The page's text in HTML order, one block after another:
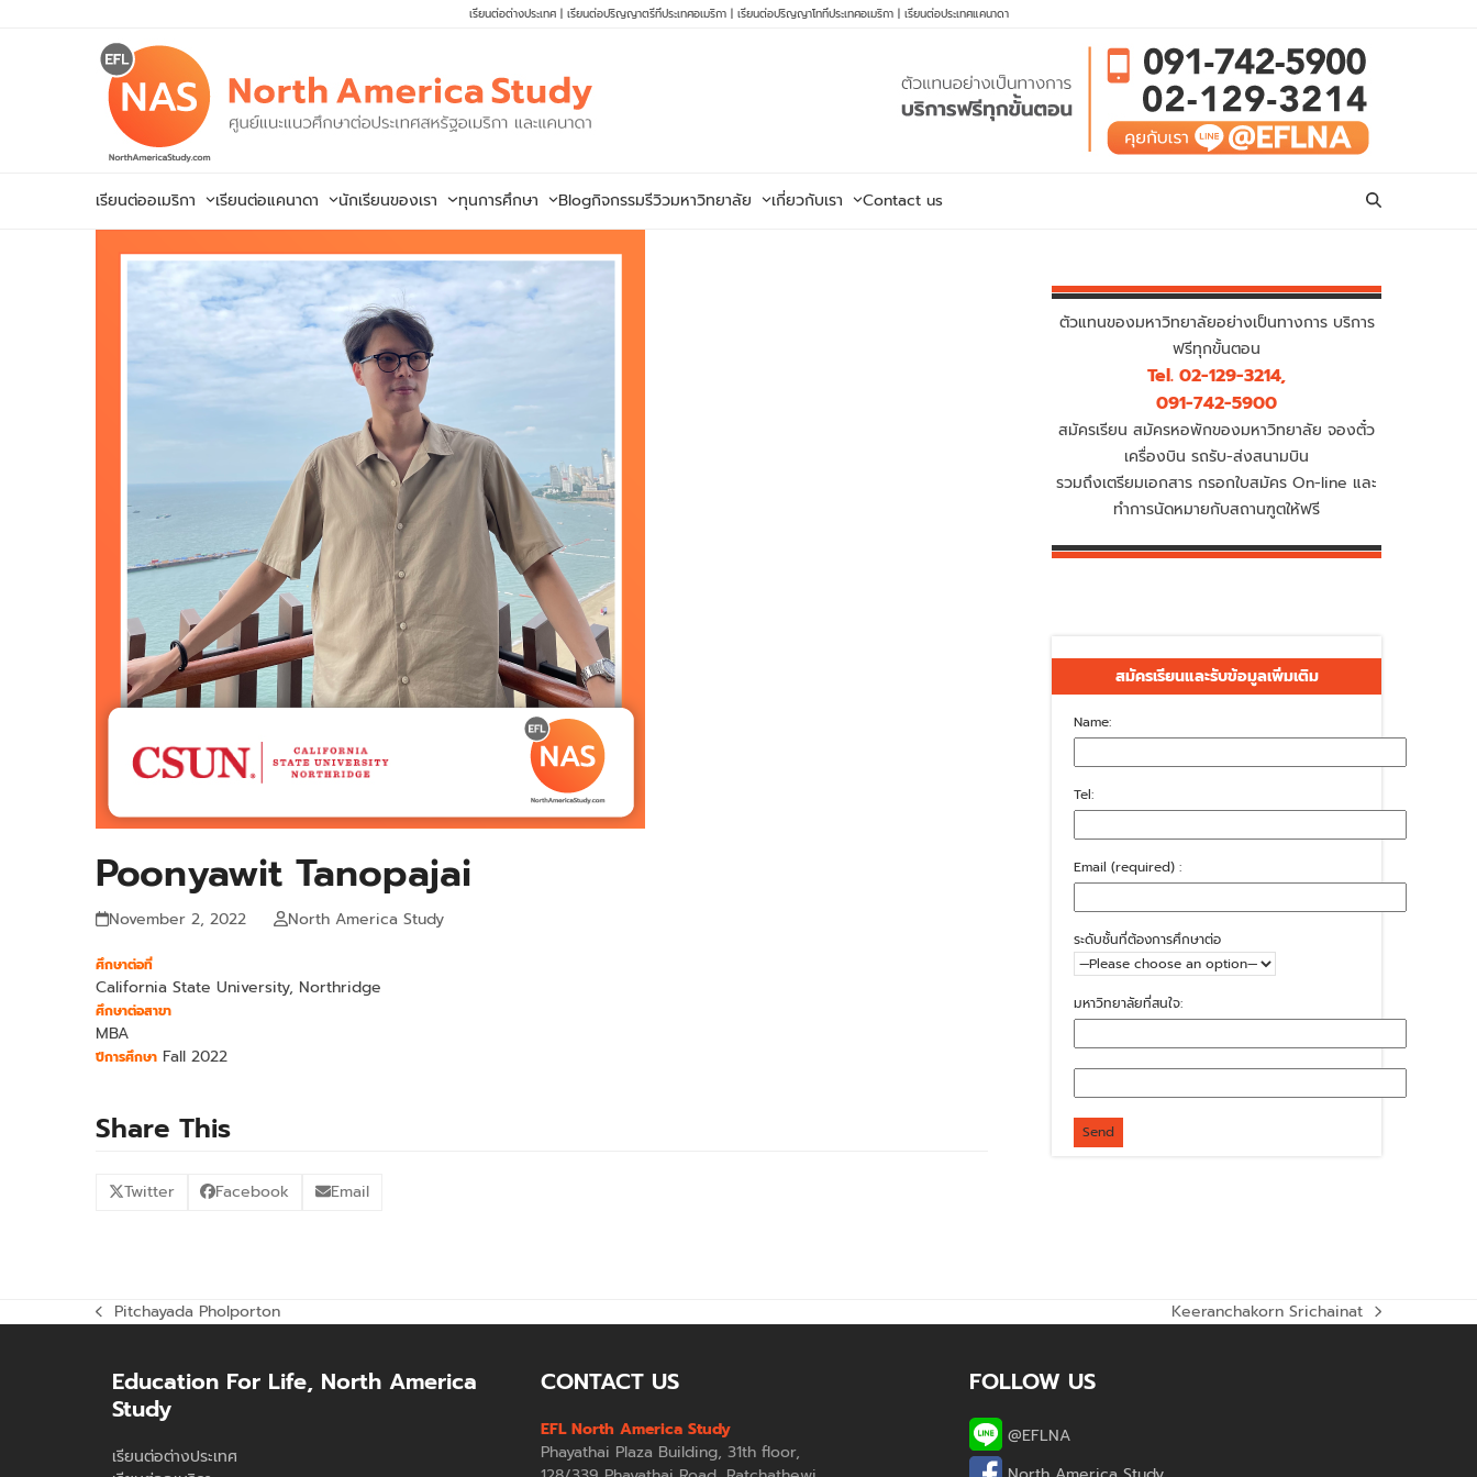
เรียนต่อต่างประเทศ| เรียนต่อปริญญาตรีที่ประเทศอเมริกา | เรียนต่อปริญญาโทที่ประเทศอเมริกา | เรียนต่อประเทศแคนาดา
เรียนต่ออเมริกา เรียนต่อแคนาดา นักเรียนของเรา ทุนการศึกษา Blogกิจกรรมรีวิวมหาวิทยาลัย เกี่ยวกับเรา Contact us
Poonyawit Tanopajai
November 2, 2022 North America Study
ศึกษาต่อที่
California State University, Northridge
ศึกษาต่อสาขา
MBA
ปีการศึกษา Fall 2022
Share This
Twitter Facebook Email
ตัวแทนของมหาวิทยาลัยอย่างเป็นทางการ บริการ
ฟรีทุกขั้นตอน
Tel. 02-129-3214,
091-742-5900
สมัครเรียน สมัครหอพักของมหาวิทยาลัย จองตั๋ว
เครื่องบิน รถรับ-ส่งสนามบิน
รวมถึงเตรียมเอกสาร กรอกใบสมัคร On-line และ
ทำการนัดหมายกับสถานฑูตให้ฟรี
สมัครเรียนและรับข้อมูลเพิ่มเติม
Name:
Tel:
Email (required) :
ระดับชั้นที่ต้องการศึกษาต่อ
มหาวิทยาลัยที่สนใจ:
previous
Pitchayada Pholporton
next
Keeranchakorn Srichainat
Education For Life, North America
Study
เรียนต่อต่างประเทศ
CONTACT US
EFL North America Study
Phayathai Plaza Building, 31th floor,
FOLLOW US
@EFLNA